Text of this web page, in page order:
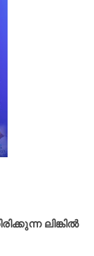
ലിങ്കിൽ